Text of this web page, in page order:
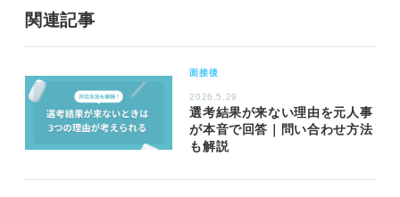
関連記事
面接後
2026.5.29
選考結果が来ない理由を元人事
が本音で回答｜問い合わせ方法
も解説